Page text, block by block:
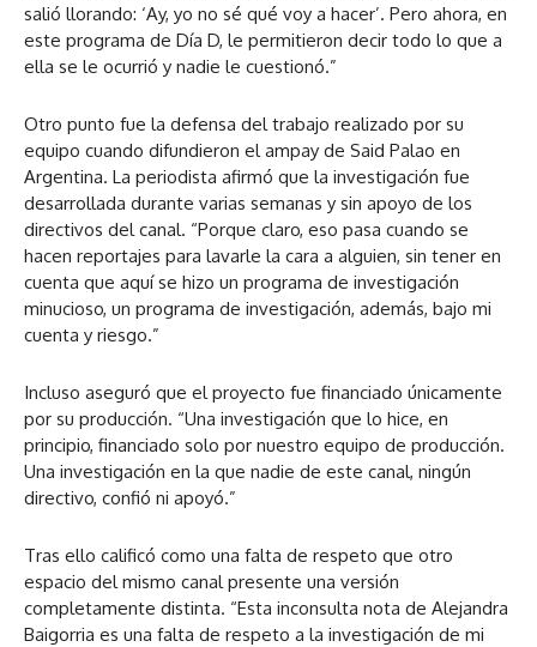
salió llorando: ‘Ay, yo no sé qué voy a hacer’. Pero ahora, en
este programa de Día D, le permitieron decir todo lo que a
ella se le ocurrió y nadie le cuestionó.”
Otro punto fue la defensa del trabajo realizado por su
equipo cuando difundieron el ampay de Said Palao en
Argentina. La periodista afirmó que la investigación fue
desarrollada durante varias semanas y sin apoyo de los
directivos del canal. “Porque claro, eso pasa cuando se
hacen reportajes para lavarle la cara a alguien, sin tener en
cuenta que aquí se hizo un programa de investigación
minucioso, un programa de investigación, además, bajo mi
cuenta y riesgo.”
Incluso aseguró que el proyecto fue financiado únicamente
por su producción. “Una investigación que lo hice, en
principio, financiado solo por nuestro equipo de producción.
Una investigación en la que nadie de este canal, ningún
directivo, confió ni apoyó.”
Tras ello calificó como una falta de respeto que otro
espacio del mismo canal presente una versión
completamente distinta. “Esta inconsulta nota de Alejandra
Baigorria es una falta de respeto a la investigación de mi